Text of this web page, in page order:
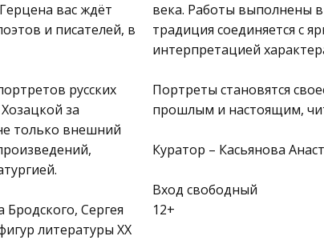
вас ждёт
и писателей, в
русских
за
только внешний
Сергея
литературы XX
века. Работы выполнены в
традиция соединяется с
интерпретацией
Портреты становятся
прошлым и настоящим,
Куратор – Касьянова
Вход свободный
12+